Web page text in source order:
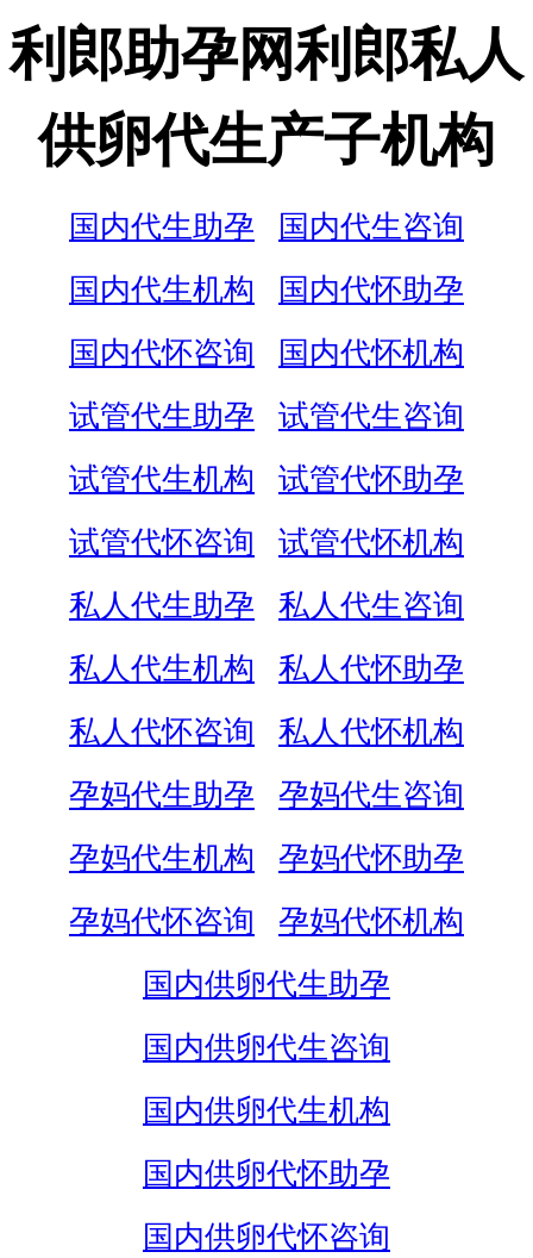
利郎助孕网利郎私人
供卵代生产子机构
国内代生助孕
国内代生咨询
国内代生机构
国内代怀助孕
国内代怀咨询
国内代怀机构
试管代生助孕
试管代生咨询
试管代生机构
试管代怀助孕
试管代怀咨询
试管代怀机构
私人代生助孕
私人代生咨询
私人代生机构
私人代怀助孕
私人代怀咨询
私人代怀机构
孕妈代生助孕
孕妈代生咨询
孕妈代生机构
孕妈代怀助孕
孕妈代怀咨询
孕妈代怀机构
国内供卵代生助孕
国内供卵代生咨询
国内供卵代生机构
国内供卵代怀助孕
国内供卵代怀咨询